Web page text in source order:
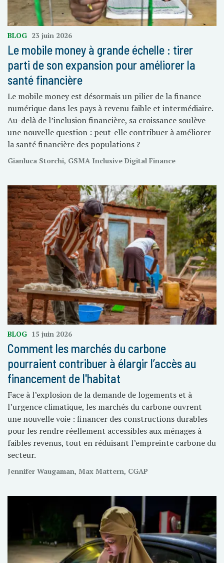
BLOG 23 juin 2026
Le mobile money à grande échelle : tirer
parti de son expansion pour améliorer la
santé financière
Le mobile money est désormais un pilier de la finance
numérique dans les pays à revenu faible et intermédiaire.
Au-delà de l’inclusion financière, sa croissance soulève
une nouvelle question : peut-elle contribuer à améliorer
la santé financière des populations ?
Gianluca Storchi, GSMA Inclusive Digital Finance
BLOG 15 juin 2026
Comment les marchés du carbone
pourraient contribuer à élargir l’accès au
financement de l'habitat
Face à l’explosion de la demande de logements et à
l’urgence climatique, les marchés du carbone ouvrent
une nouvelle voie : financer des constructions durables
pour les rendre réellement accessibles aux ménages à
faibles revenus, tout en réduisant l’empreinte carbone du
secteur.
Jennifer Waugaman, Max Mattern, CGAP